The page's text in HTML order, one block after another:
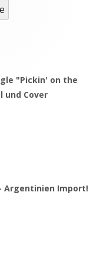
"Pickin' on the
und Cover
Argentinien Import!